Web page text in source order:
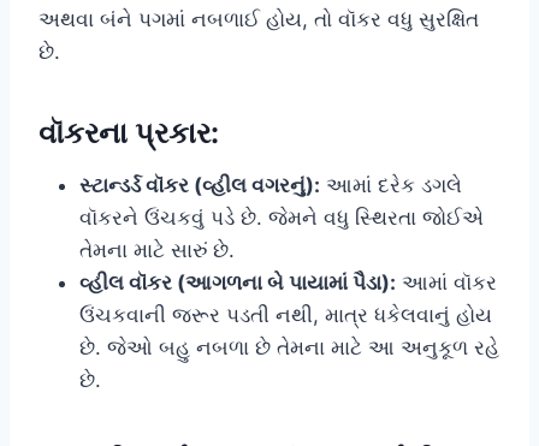
અથવા બંને પગમાં નબળાઈ હોય, તો વૉકર વધુ સુરક્ષિત
છે.
વૉકરના પ્રકાર:
સ્ટાન્ડર્ડ વૉકર (વ્હીલ વગરનું): આમાં દરેક ડગલે
વૉકરને ઉંચકવું પડે છે. જેમને વધુ સ્થિરતા જોઈએ
તેમના માટે સારું છે.
વ્હીલ વૉકર (આગળના બે પાયામાં પૈડા): આમાં વૉકર
ઉંચકવાની જરૂર પડતી નથી, માત્ર ધકેલવાનું હોય
છે. જેઓ બહુ નબળા છે તેમના માટે આ અનુકૂળ રહે
છે.